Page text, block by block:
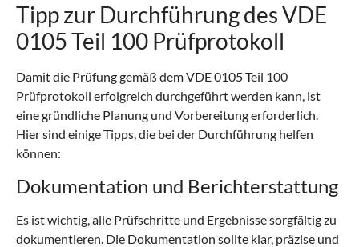
Tipp zur Durchführung des VDE
0105 Teil 100 Prüfprotokoll
Damit die Prüfung gemäß dem VDE 0105 Teil 100
Prüfprotokoll erfolgreich durchgeführt werden kann, ist
eine gründliche Planung und Vorbereitung erforderlich.
Hier sind einige Tipps, die bei der Durchführung helfen
können:
Dokumentation und Berichterstattung
Es ist wichtig, alle Prüfschritte und Ergebnisse sorgfältig zu
dokumentieren. Die Dokumentation sollte klar, präzise und